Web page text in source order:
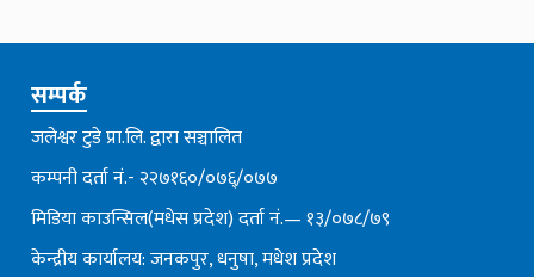
सम्पर्क
जलेश्वर टुडे प्रा.लि. द्वारा सञ्चालित
कम्पनी दर्ता नं.- २२७१६०/०७६्/०७७
मिडिया काउन्सिल(मधेस प्रदेश) दर्ता नं.— १३/०७८/७९
केन्द्रीय कार्यालय: जनकपुर, धनुषा, मधेश प्रदेश